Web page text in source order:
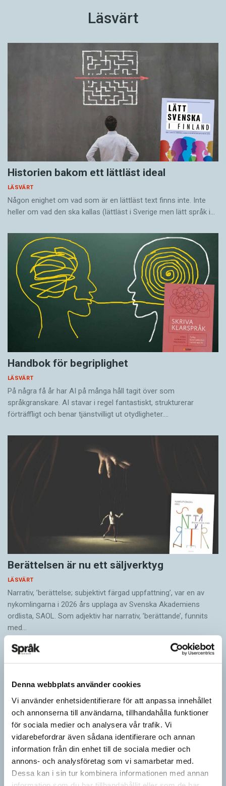
Denna webbplats använder cookies
Vi använder enhetsidentifierare för att anpassa innehållet
och annonserna till användarna, tillhandahålla funktioner
för sociala medier och analysera vår trafik. Vi
vidarebefordrar även sådana identifierare och annan
information från din enhet till de sociala medier och
annons- och analysföretag som vi samarbetar med.
Dessa kan i sin tur kombinera informationen med annan
Läsvärt
Historien bakom ett lättläst ideal
LÄSVÄRT
Någon enighet om vad som är en lättläst text finns inte. Inte
heller om vad den ska kallas (lättläst i Sverige men lätt språk i…
Handbok för begriplighet
LÄSVÄRT
På några få år har AI på många håll tagit över som
språkgranskare. AI stavar i regel fantastiskt, strukturerar
förträffligt och benar tjänstvilligt ut otydligheter.…
Berättelsen är nu ett säljverktyg
LÄSVÄRT
Narrativ, ’berättelse; subjektivt färgad uppfattning’, var en av
nykomlingarna i 2026 års upplaga av Svenska Akademiens
ordlista, SAOL. Som adjektiv har narrativ, ’berättande’, funnits
med…
Egna tankar om andras skrivande